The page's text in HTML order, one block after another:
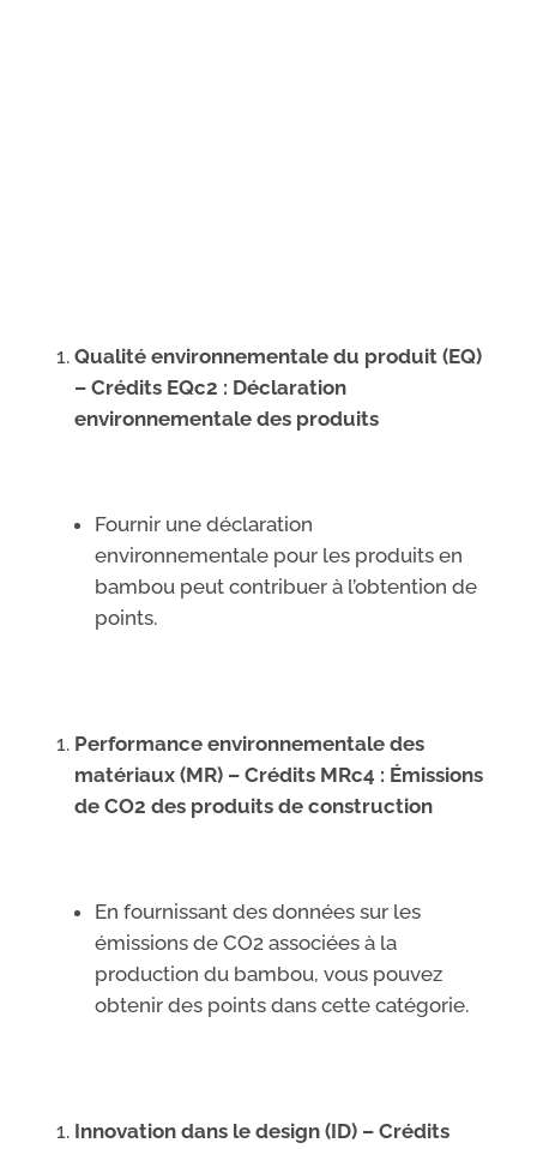
Qualité environnementale du produit (EQ)
– Crédits EQc2 : Déclaration
environnementale des produits
Fournir une déclaration
environnementale pour les produits en
bambou peut contribuer à l’obtention de
points.
Performance environnementale des
matériaux (MR) – Crédits MRc4 : Émissions
de CO2 des produits de construction
En fournissant des données sur les
émissions de CO2 associées à la
production du bambou, vous pouvez
obtenir des points dans cette catégorie.
Innovation dans le design (ID) – Crédits